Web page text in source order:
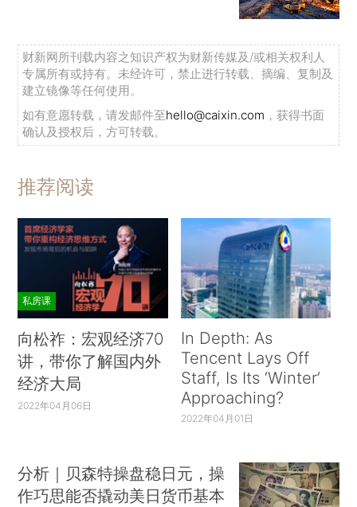
财新网所刊载内容之知识产权为财新传媒及/或相关权利人
专属所有或持有。未经许可，禁止进行转载、摘编、复制及
建立镜像等任何使用。
如有意愿转载，请发邮件至hello@caixin.com ，获得书面
确认及授权后，方可转载。
推荐阅读
私房课
向松祚：宏观经济70
讲，带你了解国内外
经济大局
2022年04月06日
In Depth: As
Tencent Lays Off
Staff, Is Its ‘Winter’
Approaching?
2022年04月01日
分析｜贝森特操盘稳日元，操
作巧思能否撬动美日货币基本